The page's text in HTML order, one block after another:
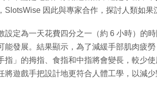
SlotsWise 因此與專家合作，探討人類如果
設定為一天花費四分之一（約 6 小時）的
能發展。結果顯示，為了減緩手部肌肉疲
指」的拇指、食指和中指將會變長，較少
將遊戲手把設計地更符合人體工學，以減少